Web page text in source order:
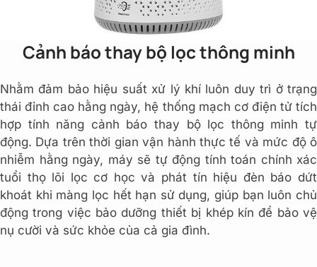
Cảnh báo thay bộ lọc thông minh
Nhằm đảm bảo hiệu suất xử lý khí luôn duy trì ở trạng
thái đỉnh cao hằng ngày, hệ thống mạch cơ điện tử tích
hợp tính năng cảnh báo thay bộ lọc thông minh tự
động. Dựa trên thời gian vận hành thực tế và mức độ ô
nhiễm hằng ngày, máy sẽ tự động tính toán chính xác
tuổi thọ lõi lọc cơ học và phát tín hiệu đèn báo dứt
khoát khi màng lọc hết hạn sử dụng, giúp bạn luôn chủ
động trong việc bảo dưỡng thiết bị khép kín để bảo vệ
nụ cười và sức khỏe của cả gia đình.